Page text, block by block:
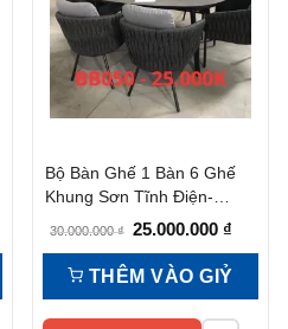
Bộ Bàn Ghế 1 Bàn 6 Ghế
Khung Sơn Tĩnh Điện-
30.000.000₫ Giá
gốc
là:
25.000.000 ₫
hiện
THÊM VÀO GIỶ